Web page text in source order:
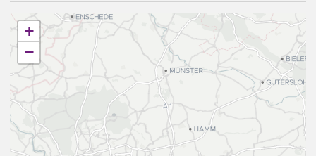
+
−